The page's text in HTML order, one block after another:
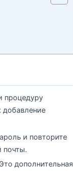
процедуру
добавление
и повторите
почты.
дополнительная